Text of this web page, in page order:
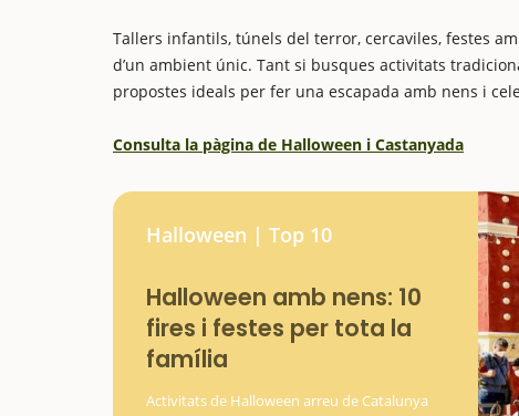
Tallers infantils, túnels del terror, cercaviles, festes
d’un ambient únic. Tant si busques activitats
propostes ideals per fer una escapada amb nens i
Consulta la pàgina de Halloween i Castanyada
Halloween | Top 10
Halloween amb nens: 10
fires i festes per tota la
família
Activitats de Halloween arreu de Catalunya